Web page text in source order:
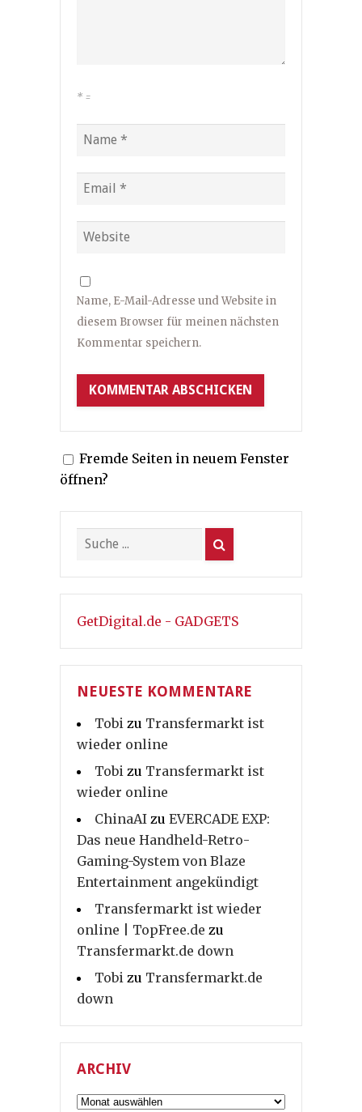
* =
Name, E-Mail-Adresse und Website in
diesem Browser für meinen nächsten
Kommentar speichern.
Fremde Seiten in neuem Fenster
öffnen?
GetDigital.de - GADGETS
NEUESTE KOMMENTARE
Tobi zu Transfermarkt ist
wieder online
Tobi zu Transfermarkt ist
wieder online
ChinaAI zu EVERCADE EXP:
Das neue Handheld-Retro-
Gaming-System von Blaze
Entertainment angekündigt
Transfermarkt ist wieder
online | TopFree.de zu
Transfermarkt.de down
Tobi zu Transfermarkt.de
down
ARCHIV
Archiv